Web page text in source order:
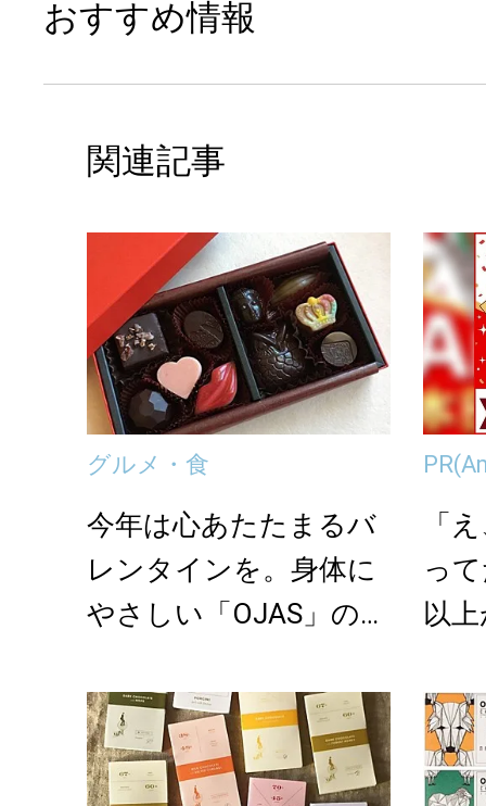
おすすめ情報
関連記事
グルメ・食
今年は心あたたまるバ
レンタインを。身体に
やさしい「OJAS」の手
PR
「
っ
以